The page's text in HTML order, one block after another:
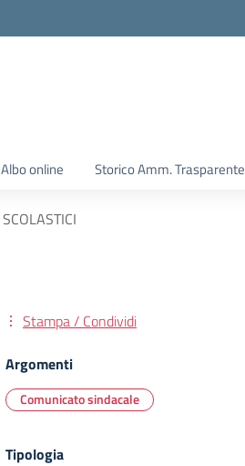
Albo online Storico Amm. Trasparente
Stampa / Condividi
Argomenti
Comunicato sindacale
Tipologia